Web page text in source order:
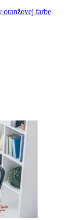
oranžovej farbe